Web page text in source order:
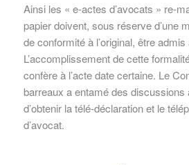
Ainsi les « e-actes d’avocats » re-
papier doivent, sous réserve d’une
de conformité à l’original, être admis
L’accomplissement de cette
confère à l’acte date certaine. Le
barreaux a entamé des
d’obtenir la télé-déclaration et le
d’avocat.